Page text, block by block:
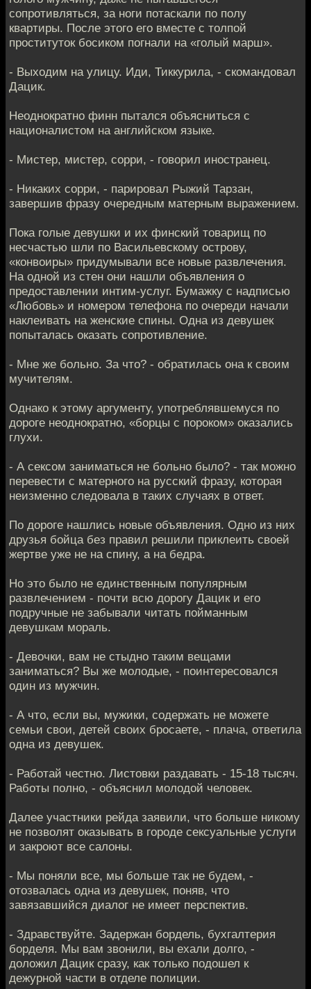
сопротивляться, за ноги потаскали по полу
квартиры. После этого его вместе с толпой
проституток босиком погнали на «голый марш».
- Выходим на улицу. Иди, Тиккурила, - скомандовал
Дацик.
Неоднократно финн пытался объясниться с
националистом на английском языке.
- Мистер, мистер, сорри, - говорил иностранец.
- Никаких сорри, - парировал Рыжий Тарзан,
завершив фразу очередным матерным выражением.
Пока голые девушки и их финский товарищ по
несчастью шли по Васильевскому острову,
«конвоиры» придумывали все новые развлечения.
На одной из стен они нашли объявления о
предоставлении интим-услуг. Бумажку с надписью
«Любовь» и номером телефона по очереди начали
наклеивать на женские спины. Одна из девушек
попыталась оказать сопротивление.
- Мне же больно. За что? - обратилась она к своим
мучителям.
Однако к этому аргументу, употреблявшемуся по
дороге неоднократно, «борцы с пороком» оказались
глухи.
- А сексом заниматься не больно было? - так можно
перевести с матерного на русский фразу, которая
неизменно следовала в таких случаях в ответ.
По дороге нашлись новые объявления. Одно из них
друзья бойца без правил решили приклеить своей
жертве уже не на спину, а на бедра.
Но это было не единственным популярным
развлечением - почти всю дорогу Дацик и его
подручные не забывали читать пойманным
девушкам мораль.
- Девочки, вам не стыдно таким вещами
заниматься? Вы же молодые, - поинтересовался
один из мужчин.
- А что, если вы, мужики, содержать не можете
семьи свои, детей своих бросаете, - плача, ответила
одна из девушек.
- Работай честно. Листовки раздавать - 15-18 тысяч.
Работы полно, - объяснил молодой человек.
Далее участники рейда заявили, что больше никому
не позволят оказывать в городе сексуальные услуги
и закроют все салоны.
- Мы поняли все, мы больше так не будем, -
отозвалась одна из девушек, поняв, что
завязавшийся диалог не имеет перспектив.
- Здравствуйте. Задержан бордель, бухгалтерия
борделя. Мы вам звонили, вы ехали долго, -
доложил Дацик сразу, как только подошел к
дежурной части в отделе полиции.